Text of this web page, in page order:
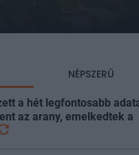
NÉPSZERŰ
a hét legfontosabb
az arany, emelkedtek a